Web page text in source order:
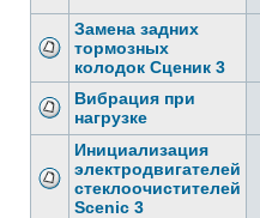
Замена задних
тормозных
колодок Сценик 3
Вибрация при
нагрузке
Инициализация
электродвигателей
стеклоочистителей
Scenic 3